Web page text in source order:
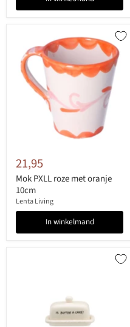
21,95
Mok PXLL roze met oranje
10cm
Lenta Living
In winkelmand